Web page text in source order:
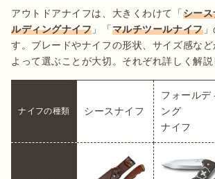
アウトドアナイフは、大きくわけて「シー
ルディングナイフ 」「マルチツールナイフ」
す。ブレードやナイフの形状、サイズ感な
よって選ぶことが大切。それぞれ詳しく解説
ナイフの種類 シースナイフ
フォールデ
ング
ナイフ